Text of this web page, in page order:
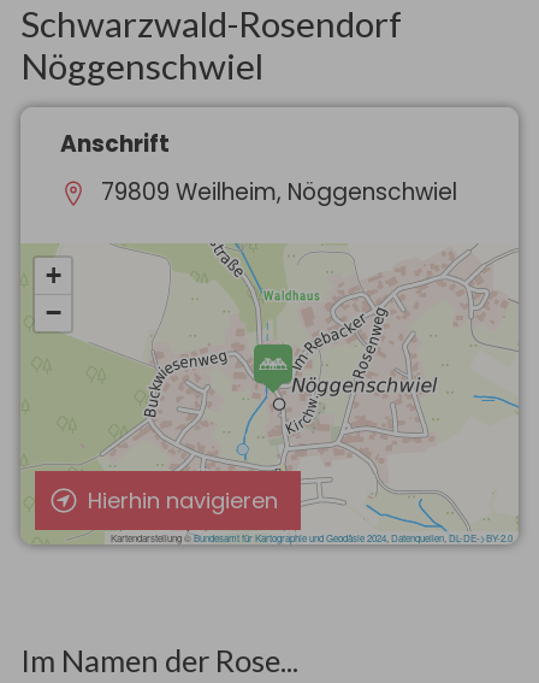
Schwarzwald-Rosendorf
Nöggenschwiel
Anschrift
79809 Weilheim, Nöggenschwiel
Hierhin navigieren
Im Namen der Rose...